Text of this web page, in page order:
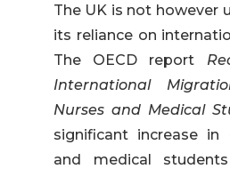
The UK is not however
its reliance on
The OECD report
International
Nurses and Medical
significant increase in
and medical